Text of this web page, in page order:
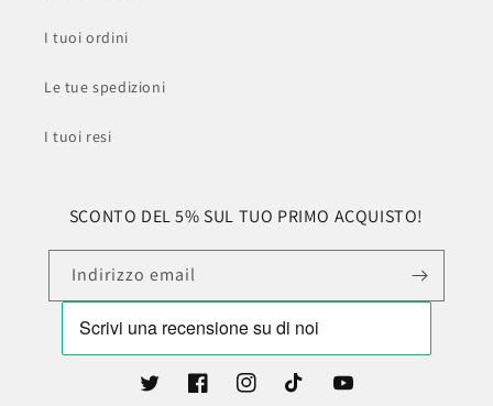
I tuoi ordini
Le tue spedizioni
I tuoi resi
SCONTO DEL 5% SUL TUO PRIMO ACQUISTO!
Indirizzo email
TwitterFacebookInstagramTikTok YouTube